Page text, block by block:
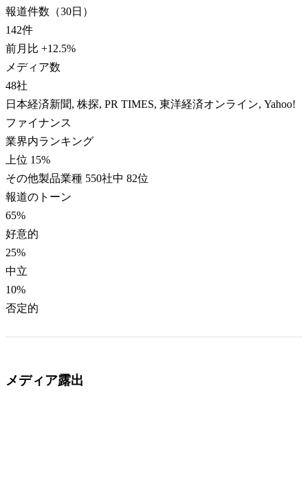
報道件数（30日）
142件
前月比 +12.5%
メディア数
48社
日本経済新聞, 株探, PR TIMES, 東洋経済オンライン, Yahoo!
ファイナンス
業界内ランキング
上位 15%
その他製品業種 550社中 82位
報道のトーン
65%
好意的
25%
中立
10%
否定的
メディア露出